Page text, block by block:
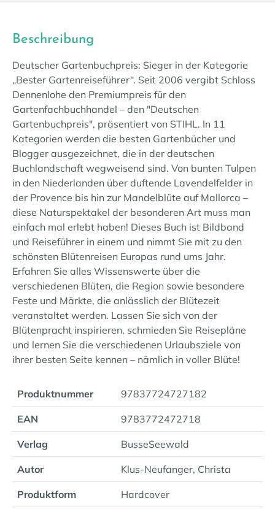
Beschreibung
Deutscher Gartenbuchpreis: Sieger in der Kategorie
„Bester Gartenreiseführer“. Seit 2006 vergibt Schloss
Dennenlohe den Premiumpreis für den
Gartenfachbuchhandel – den "Deutschen
Gartenbuchpreis", präsentiert von STIHL. In 11
Kategorien werden die besten Gartenbücher und
Blogger ausgezeichnet, die in der deutschen
Buchlandschaft wegweisend sind. Von bunten Tulpen
in den Niederlanden über duftende Lavendelfelder in
der Provence bis hin zur Mandelblüte auf Mallorca –
diese Naturspektakel der besonderen Art muss man
einfach mal erlebt haben! Dieses Buch ist Bildband
und Reiseführer in einem und nimmt Sie mit zu den
schönsten Blütenreisen Europas rund ums Jahr.
Erfahren Sie alles Wissenswerte über die
verschiedenen Blüten, die Region sowie besondere
Feste und Märkte, die anlässlich der Blütezeit
veranstaltet werden. Lassen Sie sich von der
Blütenpracht inspirieren, schmieden Sie Reisepläne
und lernen Sie die verschiedenen Urlaubsziele von
ihrer besten Seite kennen – nämlich in voller Blüte!
Produktnummer 97837724727182
EAN 9783772472718
Verlag BusseSeewald
Autor Klus-Neufanger, Christa
Produktform Hardcover